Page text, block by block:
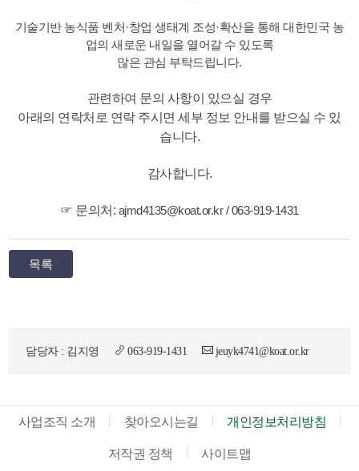
기술기반 농식품 벤처·창업 생태계 조성·확산을 통해대한민국 농
업의 새로운 내일을 열어갈 수 있도록
많은 관심 부탁드립니다.
관련하여 문의 사항이 있으실 경우
아래의 연락처로 연락 주시면 세부 정보 안내를 받으실 수 있
습니다.
감사합니다.
☞ 문의처: ajmd4135@koat.or.kr / 063-919-1431
목록
담당자 : 김지영 063-919-1431 jeuyk4741@koat.or.kr
사업조직 소개 찾아오시는길 개인정보처리방침
저작권 정책 사이트맵